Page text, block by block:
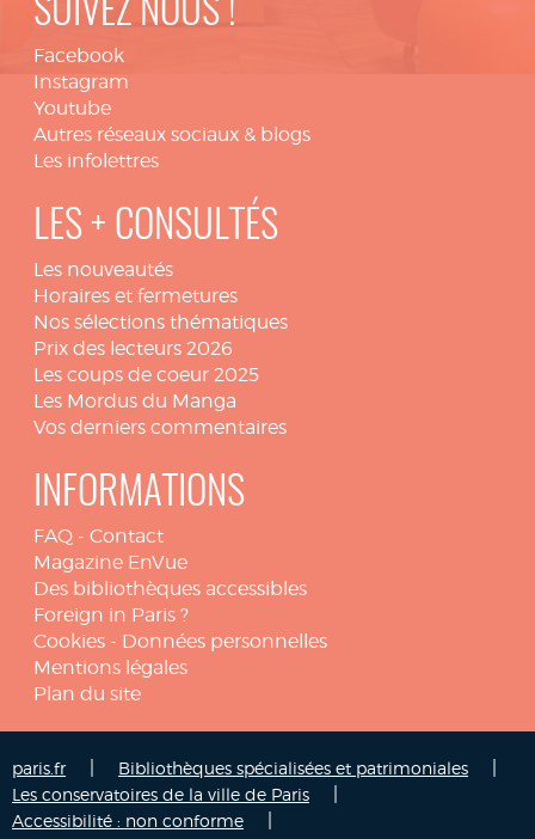
SUIVEZ NOUS !
Facebook
Instagram
Youtube
Autres réseaux sociaux & blogs
Les infolettres
LES + CONSULTÉS
Les nouveautés
Horaires et fermetures
Nos sélections thématiques
Prix des lecteurs 2026
Les coups de coeur 2025
Les Mordus du Manga
Vos derniers commentaires
INFORMATIONS
FAQ - Contact
Magazine EnVue
Des bibliothèques accessibles
Foreign in Paris ?
Cookies - Données personnelles
Mentions légales
Plan du site
paris.fr Bibliothèques spécialisées et patrimoniales
Les conservatoires de la ville de Paris
Accessibilité : non conforme